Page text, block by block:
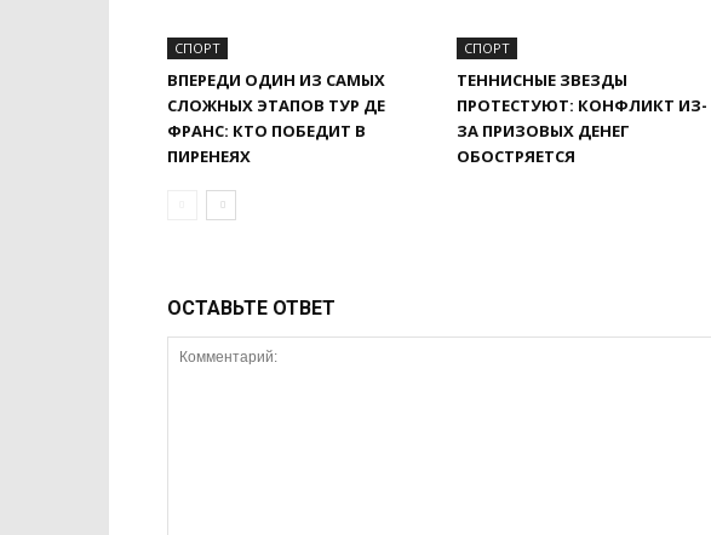
СПОРТ
ВПЕРЕДИ ОДИН ИЗ САМЫХ
СЛОЖНЫХ ЭТАПОВ ТУР ДЕ
ФРАНС: КТО ПОБЕДИТ В
ПИРЕНЕЯХ
СПОРТ
ТЕННИСНЫЕ ЗВЕЗДЫ
ПРОТЕСТУЮТ: КОНФЛИКТ ИЗ-
ЗА ПРИЗОВЫХ ДЕНЕГ
ОБОСТРЯЕТСЯ
ОСТАВЬТЕ ОТВЕТ